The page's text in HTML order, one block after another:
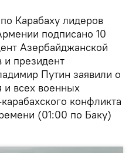
Карабаху лидеров
подписано 10
Азербайджанской
президент
Путин заявили о
всех военных
конфликта
(01:00 по Баку)